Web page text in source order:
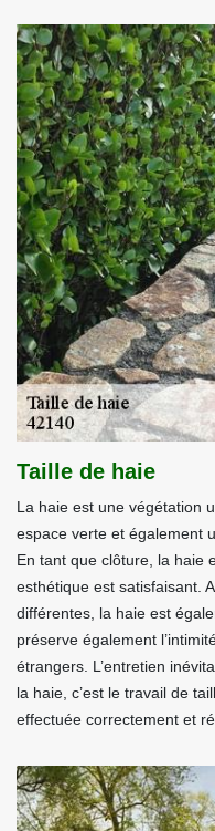
Taille de haie
La haie est une végétation
espace verte et également
En tant que clôture, la haie
esthétique est satisfaisant.
différentes, la haie est
préserve également
étrangers. L’entretien
la haie, c’est le travail de
effectuée correctement et